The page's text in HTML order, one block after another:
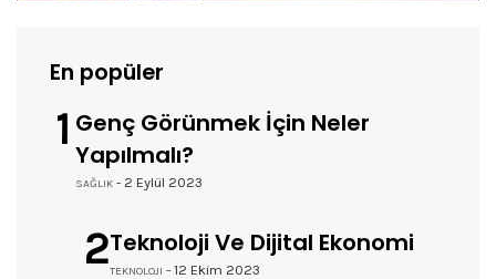
En popüler
1 Genç Görünmek İçin Neler
Yapılmalı?
SAĞLIK - 2 Eylül 2023
2Teknoloji Ve Dijital Ekonomi
TEKNOLOJI - 12 Ekim 2023